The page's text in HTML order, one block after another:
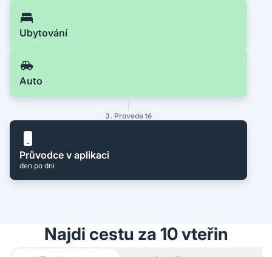
Ubytování
Auto
3. Provede tě
Průvodce v aplikaci
den po dni
Najdi cestu za 10 vteřin